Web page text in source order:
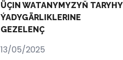
ÜÇIN WATANYMYZYŇ TARYHY
ÝADYGÄRLIKLERINE
GEZELENÇ
13/05/2025